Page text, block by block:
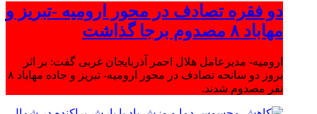
دو فقره تصادف در محور ارومیه -تبریز و
مهاباد ۸ مصدوم برجا گذاشت
ارومیه- مدیرعامل هلال احمر آذربایجان غربی گفت: بر اثر
بروز دو سانحه تصادف در محور ارومیه- تبریز و جاده مهاباد ۸
نفر مصدوم شدند.